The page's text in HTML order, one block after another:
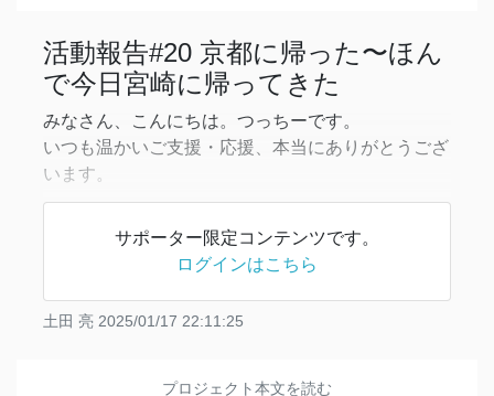
活動報告#20 京都に帰った〜ほん
で今日宮崎に帰ってきた
みなさん、こんにちは。つっちーです。
いつも温かいご支援・応援、本当にありがとうござ
います。
そして、ただいま！
先週スリランカから日本に帰り、数日東京での用事
帰る直前、関西あたりでは大雪が降り、新幹線の窓
から眺めていたら滋賀あたりはびっしり雪が残って
サポーター限定コンテンツです。
ログインはこちら
土田 亮 2025/01/17 22:11:25
プロジェクト本文を読む